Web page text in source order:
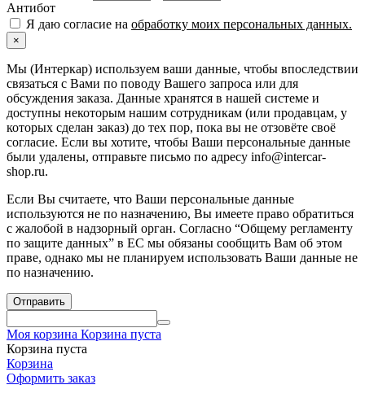
Антибот
Я даю согласие на обработку моих персональных данных.
×
Мы (Интеркар) используем ваши данные, чтобы впоследствии
связаться с Вами по поводу Вашего запроса или для
обсуждения заказа. Данные хранятся в нашей системе и
доступны некоторым нашим сотрудникам (или продавцам, у
которых сделан заказ) до тех пор, пока вы не отзовёте своё
согласие. Если вы хотите, чтобы Ваши персональные данные
были удалены, отправьте письмо по адресу info@intercar-
shop.ru.
Если Вы считаете, что Ваши персональные данные
используются не по назначению, Вы имеете право обратиться
с жалобой в надзорный орган. Согласно “Общему регламенту
по защите данных” в ЕС мы обязаны сообщить Вам об этом
праве, однако мы не планируем использовать Ваши данные не
по назначению.
Отправить
Моя корзина Корзина пуста
Корзина пуста
Корзина
Оформить заказ